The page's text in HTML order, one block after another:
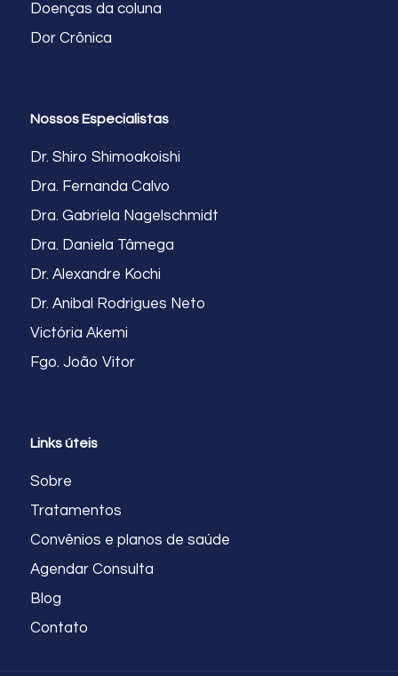
Doenças da coluna
Dor Crônica
Nossos Especialistas
Dr. Shiro Shimoakoishi
Dra. Fernanda Calvo
Dra. Gabriela Nagelschmidt
Dra. Daniela Tâmega
Dr. Alexandre Kochi
Dr. Anibal Rodrigues Neto
Victória Akemi
Fgo. João Vitor
Links úteis
Sobre
Tratamentos
Convênios e planos de saúde
Agendar Consulta
Blog
Contato